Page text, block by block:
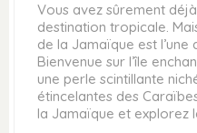
Vous avez sûrement
destination tropicale.
de la Jamaïque est
Bienvenue sur l’île
une perle scintillante
étincelantes des
la Jamaïque et explorez